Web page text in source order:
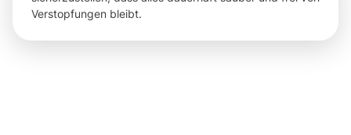
Verstopfungen bleibt.